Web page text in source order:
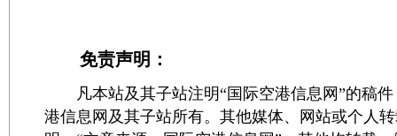
免责声明：
凡本站及其子站注明“国际空港信息网”的稿件
港信息网及其子站所有。其他媒体、网站或个人